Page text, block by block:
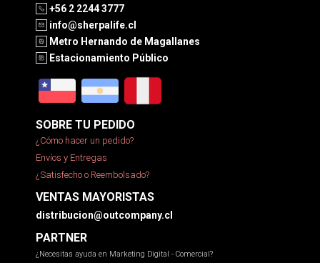
+56 2 2244 3777
info@sherpalife.cl
Metro Hernando de Magallanes
Estacionamiento Público
SOBRE TU PEDIDO
¿Cómo hacer un pedido?
Envíos y Entregas
¿Satisfecho o Reembolsado?
VENTAS MAYORISTAS
distribucion@outcompany.cl
PARTNER
¿Necesitas ayuda en Marketing Digital - Comercial?